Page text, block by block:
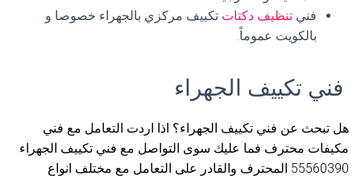
فني تنظيف دكتات تكييف مركزي بالجهراء خصوصا و
بالكويت عموماً.
فني تكييف الجهراء
هل تبحث عن فني تكييف الجهراء؟ اذا اردت التعامل مع فني
مكيفات محترف فما عليك سوى التواصل مع فني تكييف الجهراء
55560390 المحترف والقادر على التعامل مع مختلف انواع